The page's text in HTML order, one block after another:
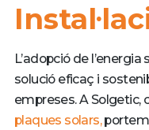
L’adopció de
solució eficaç i
empreses. A Solgetic,
plaques solars,portem